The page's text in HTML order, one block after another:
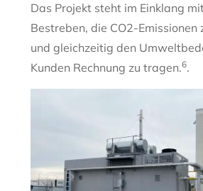
Das Projekt steht im Einklang
Bestreben, die CO2-Emissionen
und gleichzeitig den
Kunden Rechnung zu tragen.6.